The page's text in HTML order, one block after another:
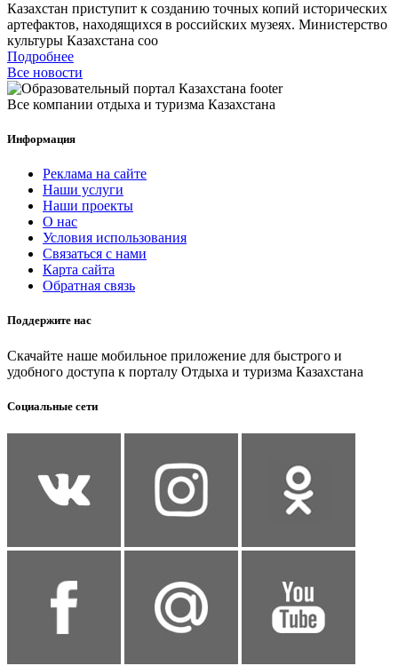
Казахстан приступит к созданию точных копий исторических
артефактов, находящихся в российских музеях. Министерство
культуры Казахстана соо
Подробнее
Все новости
Все компании отдыха и туризма Казахстана
Информация
Реклама на сайте
Наши услуги
Наши проекты
О нас
Условия использования
Связаться с нами
Карта сайта
Обратная связь
Поддержите нас
Скачайте наше мобильное приложение для быстрого и
удобного доступа к порталу Отдыха и туризма Казахстана
Социальные сети